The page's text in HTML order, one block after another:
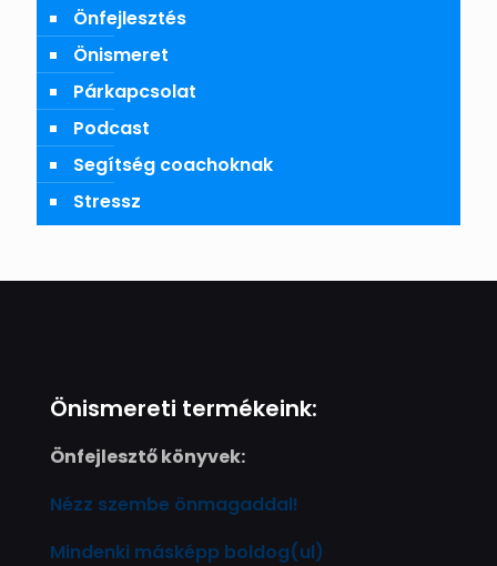
Önfejlesztés
Önismeret
Párkapcsolat
Podcast
Segítség coachoknak
Stressz
Önismereti termékeink:
Önfejlesztő könyvek:
Nézz szembe önmagaddal!
Mindenki másképp boldog(ul)